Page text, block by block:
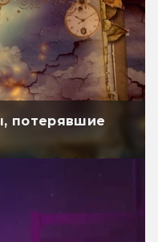
потерявшие